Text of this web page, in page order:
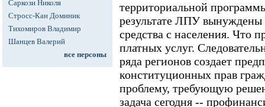
Саркози Николя
Стросс-Кан Доминик
Тихомиров Владимир
Шанцев Валерий
все персоны
территориальной
результате ЛПУ
средства с населения. Что
платных услуг.
ряда регионов создает
конституционных прав
проблему, требующую
задача сегодня --